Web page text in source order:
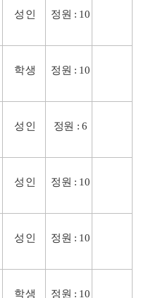
성인 정원 : 10
학생 정원 : 10
성인 정원 : 6
성인 정원 : 10
성인 정원 : 10
학생 정원 : 10